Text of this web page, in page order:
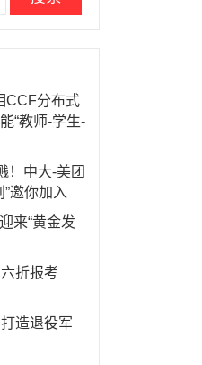
CCF分布式
“教师-学生-
！中大-美团
邀你加入
来“黄金发
折报考
造退役军